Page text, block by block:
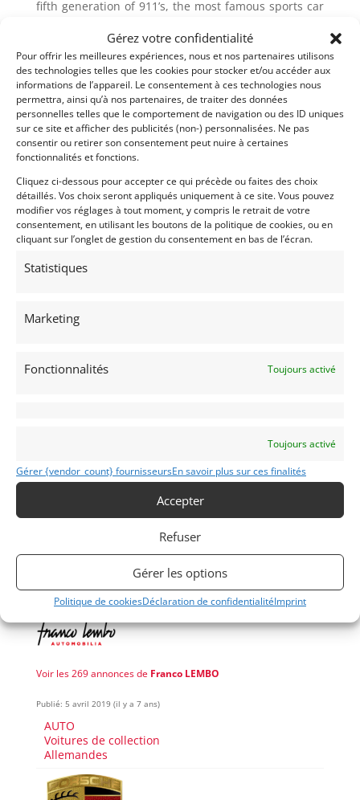
Gérez votre confidentialité
Pour offrir les meilleures expériences, nous et nos partenaires utilisons
des technologies telles que les cookies pour stocker et/ou accéder aux
informations de l’appareil. Le consentement à ces technologies nous
permettra, ainsi qu’à nos partenaires, de traiter des données
personnelles telles que le comportement de navigation ou des ID uniques
sur ce site et afficher des publicités (non-) personnalisées. Ne pas
consentir ou retirer son consentement peut nuire à certaines
fonctionnalités et fonctions.
Cliquez ci-dessous pour accepter ce qui précède ou faites des choix
détaillés. Vos choix seront appliqués uniquement à ce site. Vous pouvez
modifier vos réglages à tout moment, y compris le retrait de votre
consentement, en utilisant les boutons de la politique de cookies, ou en
cliquant sur l’onglet de gestion du consentement en bas de l’écran.
Statistiques
Marketing
Fonctionnalités Toujours activé
Toujours activé
Gérer {vendor_count} fournisseursEn savoir plus sur ces finalités
Accepter
Refuser
Gérer les options
Politique de cookiesDéclaration de confidentialitéImprint
fifth generation of 911’s, the most famous sports car
Technically the 996 marks the appearance of a
completely water-cooled engine, breaking the
tradition of air- and oil-cooled engines, the 6-
cylinder still benefits from the dry sump system used
on its ancestors, the oil tank being under the engine
and not separated from it, this wrongly suggests that
it is a wet sump.
with the adoption in 2001 of new headlights on the
Turbo version, which was then extended to the
entire range.
The Bi turbo engine develop 420 horse power and is
coupled to a 6-speed manual gearbox.
was delivered new in 2002 to the Lille dealership. Is
very low mileage and magnificent condition already
This magnificent car will be delivered with is original
Demandez une expertise de ce modèle
Partager cette annonce
Voir les 269 annonces de Franco LEMBO
Publié: 5 avril 2019 (il y a 7 ans)
AUTO
Voitures de collection
Allemandes